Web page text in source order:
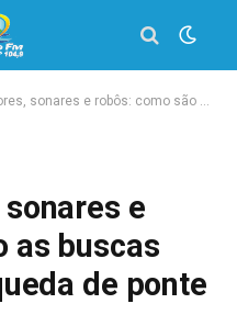
robôs: como são as buscas por vítimas da queda de ponte ente TO e MA
e
as buscas
de ponte